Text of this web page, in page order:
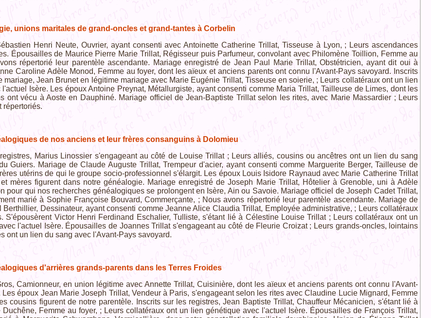
unions maritales de grand-oncles et grand-tantes à Corbelin
Henri Neute, Ouvrier, ayant consenti avec Antoinette Catherine Trillat, Tisseuse à Lyon, ; Leurs ascendances
Épousailles de Maurice Pierre Marie Trillat, Régisseur puis Parfumeur, convolant avec Philomène Toillion, Femme au
répertorié leur parentèle ascendante. Mariage enregistré de Jean Paul Marie Trillat, Obstétricien, ayant dit oui à
Caroline Adèle Monod, Femme au foyer, dont les aïeux et anciens parents ont connu l'Avant-Pays savoyard. Inscrits
mariage, Jean Brunet en légitime mariage avec Marie Eugénie Trillat, Tisseuse en soierie, ; Leurs collatéraux ont un lien
Isère. Les époux Antoine Preynat, Métallurgiste, ayant consenti comme Maria Trillat, Tailleuse de Limes, dont les
ont vécu à Aoste en Dauphiné. Mariage officiel de Jean-Baptiste Trillat selon les rites, avec Marie Massardier ; Leurs
répertoriés.
de nos anciens et leur frères consanguins à Dolomieu
Marius Linossier s'engageant au côté de Louise Trillat ; Leurs alliés, cousins ou ancêtres ont un lien du sang
Guiers. Mariage de Claude Auguste Trillat, Trempeur d'acier, ayant consenti comme Marguerite Berger, Tailleuse de
utérins de qui le groupe socio-professionnel s'élargit. Les époux Louis Isidore Raynaud avec Marie Catherine Trillat
mères figurent dans notre généalogie. Mariage enregistré de Joseph Marie Trillat, Hôtelier à Grenoble, uni à Adèle
pour qui nos recherches généalogiques se prolongent en Isère, Ain ou Savoie. Mariage officiel de Joseph Cadet Trillat,
marié à Sophie Françoise Bouvard, Commerçante, ; Nous avons répertorié leur parentèle ascendante. Mariage de
Berthillier, Dessinateur, ayant consenti comme Jeanne Alice Claudia Trillat, Employée administrative, ; Leurs collatéraux
S'épousèrent Victor Henri Ferdinand Eschalier, Tulliste, s'étant lié à Célestine Louise Trillat ; Leurs collatéraux ont un
l'actuel Isère. Épousailles de Joannes Trillat s'engageant au côté de Fleurie Croizat ; Leurs grands-oncles, lointains
ont un lien du sang avec l'Avant-Pays savoyard.
d'arrières grands-parents dans les Terres Froides
Camionneur, en union légitime avec Annette Trillat, Cuisinière, dont les aïeux et anciens parents ont connu l'Avant-
Les époux Jean Marie Joseph Trillat, Vendeur à Paris, s'engageant selon les rites avec Claudine Lucie Mignard, Femme
cousins figurent de notre parentèle. Inscrits sur les registres, Jean Baptiste Trillat, Chauffeur Mécanicien, s'étant lié à
Duchêne, Femme au foyer, ; Leurs collatéraux ont un lien génétique avec l'actuel Isère. Épousailles de François Trillat,